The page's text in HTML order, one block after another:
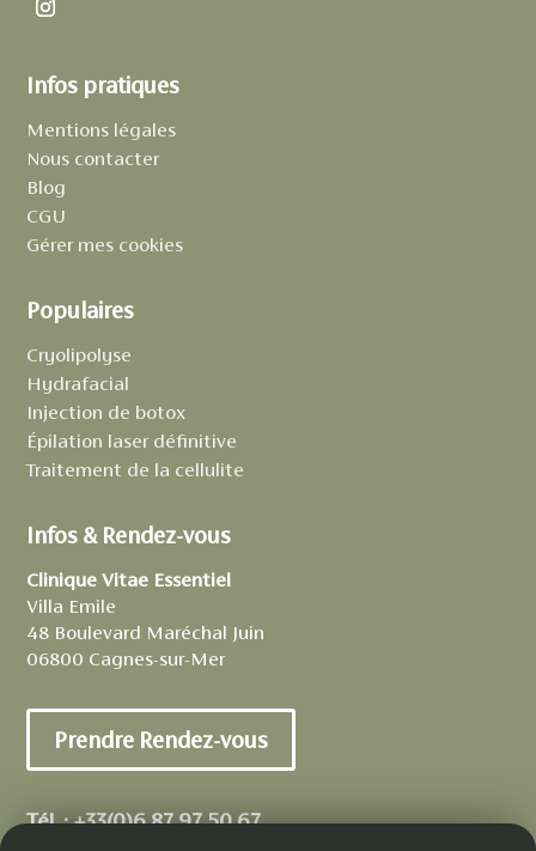
Infos pratiques
Mentions légales
Nous contacter
Blog
CGU
Gérer mes cookies
Populaires
Cryolipolyse
Hydrafacial
Injection de botox
Épilation laser définitive
Traitement de la cellulite
Infos & Rendez-vous
Clinique Vitae Essentiel
Villa Emile
48 Boulevard Maréchal Juin
06800 Cagnes-sur-Mer
Prendre Rendez-vous
Tél. :+33(0)6 87 97 50 67